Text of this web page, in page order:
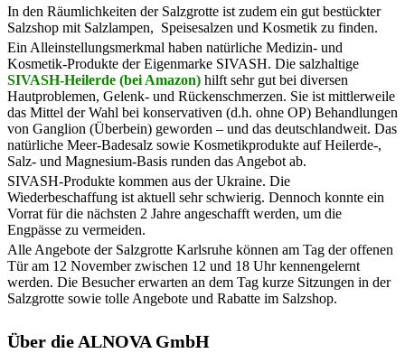
In den Räumlichkeiten der Salzgrotte ist zudem ein gut bestückter
Salzshop mit Salzlampen, Speisesalzen und Kosmetik zu finden.
Ein Alleinstellungsmerkmal haben natürliche Medizin- und
Kosmetik-Produkte der Eigenmarke SIVASH. Die salzhaltige
SIVASH-Heilerde (bei Amazon) hilft sehr gut bei diversen
Hautproblemen, Gelenk- und Rückenschmerzen. Sie ist mittlerweile
das Mittel der Wahl bei konservativen (d.h. ohne OP) Behandlungen
von Ganglion (Überbein) geworden – und das deutschlandweit. Das
natürliche Meer-Badesalz sowie Kosmetikprodukte auf Heilerde-,
Salz- und Magnesium-Basis runden das Angebot ab.
SIVASH-Produkte kommen aus der Ukraine. Die
Wiederbeschaffung ist aktuell sehr schwierig. Dennoch konnte ein
Vorrat für die nächsten 2 Jahre angeschafft werden, um die
Engpässe zu vermeiden.
Alle Angebote der Salzgrotte Karlsruhe können am Tag der offenen
Tür am 12 November zwischen 12 und 18 Uhr kennengelernt
werden. Die Besucher erwarten an dem Tag kurze Sitzungen in der
Salzgrotte sowie tolle Angebote und Rabatte im Salzshop.
Über die ALNOVA GmbH